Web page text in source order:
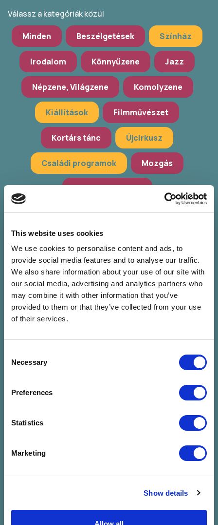
This website uses cookies
We use cookies to personalise content and ads, to
provide social media features and to analyse our traffic.
We also share information about your use of our site with
our social media, advertising and analytics partners who
may combine it with other information that you’ve
provided to them or that they’ve collected from your use
of their services.
Selection
Necessary
Preferences
Statistics
Marketing
Show details
Válassz a kategóriák közül
Minden Beszélgetések Színház
Irodalom Könnyűzene Jazz
Népzene, Világzene Komolyzene
Kiállítások Filmművészet
Kortárs tánc Újcirkusz
Családi programok Mozgás
Hagyományőrzés
Workshop, előadások Zöld programok
Nincs találat a
megadott
szűrésre